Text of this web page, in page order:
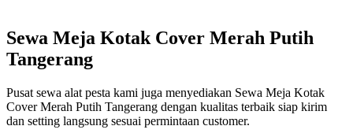
Sewa Meja Kotak Cover Merah Putih
Tangerang
Pusat sewa alat pesta kami juga menyediakan Sewa Meja Kotak
Cover Merah Putih Tangerang dengan kualitas terbaik siap kirim
dan setting langsung sesuai permintaan customer.